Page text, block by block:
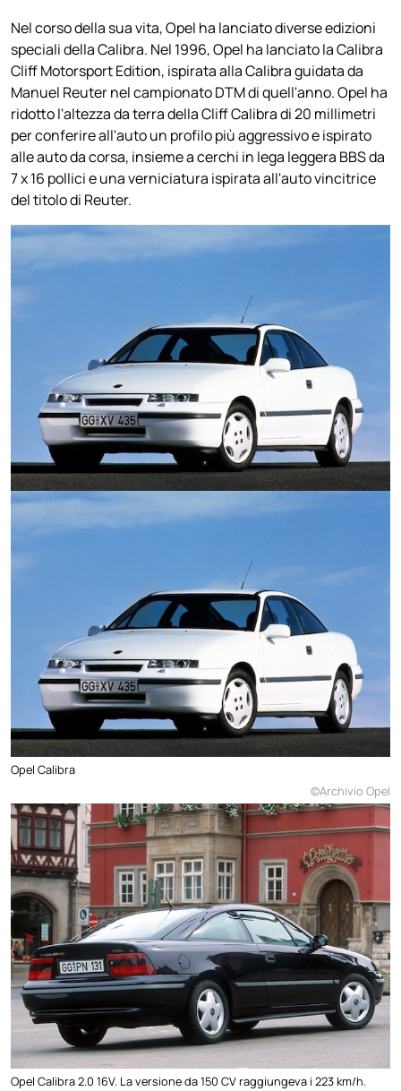
Nel corso della sua vita, Opel ha lanciato diverse edizioni
speciali della Calibra. Nel 1996, Opel ha lanciato la Calibra
Cliff Motorsport Edition, ispirata alla Calibra guidata da
Manuel Reuter nel campionato DTM di quell'anno. Opel ha
ridotto l'altezza da terra della Cliff Calibra di 20 millimetri
per conferire all'auto un profilo più aggressivo e ispirato
alle auto da corsa, insieme a cerchi in lega leggera BBS da
7 x 16 pollici e una verniciatura ispirata all'auto vincitrice
del titolo di Reuter.
Opel Calibra
©Archivio Opel
Opel Calibra 2.0 16V. La versione da 150 CV raggiungeva i 223 km/h.